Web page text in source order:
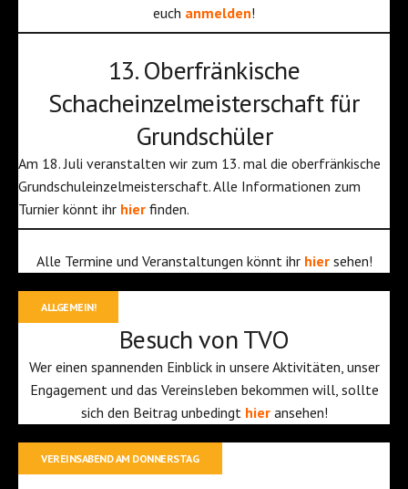
euch anmelden!
13. Oberfränkische
Schacheinzelmeisterschaft für
Grundschüler
Am 18. Juli veranstalten wir zum 13. mal die oberfränkische
Grundschuleinzelmeisterschaft. Alle Informationen zum
Turnier könnt ihr hier finden.
Alle Termine und Veranstaltungen könnt ihr hier sehen!
ALLGEMEIN!
Besuch von TVO
Wer einen spannenden Einblick in unsere Aktivitäten, unser
Engagement und das Vereinsleben bekommen will, sollte
sich den Beitrag unbedingt hieransehen!
VEREINSABEND AM DONNERSTAG